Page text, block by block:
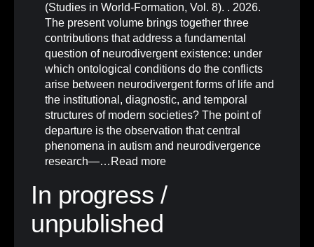
(Studies in World-Formation, Vol. 8). . 2026.
The present volume brings together three
contributions that address a fundamental
question of neurodivergent existence: under
which ontological conditions do the conflicts
arise between neurodivergent forms of life and
the institutional, diagnostic, and temporal
structures of modern societies? The point of
departure is the observation that central
phenomena in autism and neurodivergence
research—… Read more
In progress /
unpublished